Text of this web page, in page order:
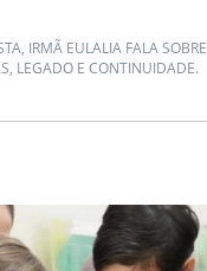
IRMÃ EULALIA FALA SOBRE
LEGADO E CONTINUIDADE.